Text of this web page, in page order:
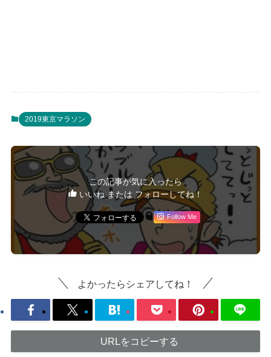
2019東京マラソン
この記事が気に入ったら
いいね または フォローしてね！
Follow Me
よかったらシェアしてね！
URLをコピーする